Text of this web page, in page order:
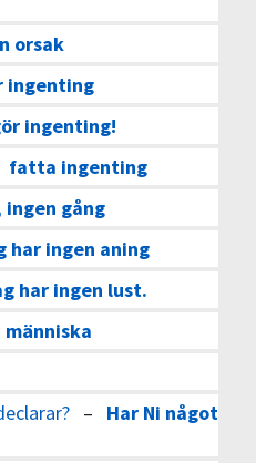
orsak
ingenting
ingenting!
fatta ingenting
gång
har ingen aning
har ingen lust.
– Har Ni något